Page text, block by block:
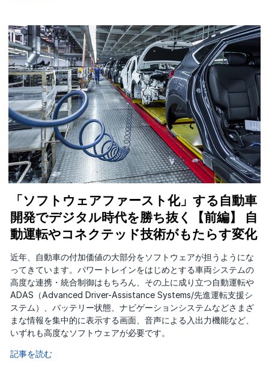
「ソフトウェアファースト化」する自動車
開発でデジタル時代を勝ち抜く【前編】 自
動運転やコネクテッド技術がもたらす変化
近年、自動車の付加価値の大部分をソフトウェアが担うようにな
ってきています。パワートレインをはじめとする車両システムの
高度な連携・統合制御はもちろん、その上に成り立つ自動運転や
ADAS（Advanced Driver-Assistance Systems/先進運転支援シ
ステム）、バッテリー状態、ナビゲーションシステムなどさまざ
まな情報を集中的に表示する画面、音声による入出力機能など、
いずれも高度なソフトウェアが必要です。
記事を読む